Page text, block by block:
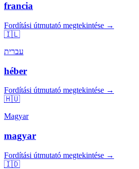
francia
Fordítási útmutató megtekintése →
🇮🇱
עברית
héber
Fordítási útmutató megtekintése →
🇭🇺
Magyar
magyar
Fordítási útmutató megtekintése →
🇮🇩